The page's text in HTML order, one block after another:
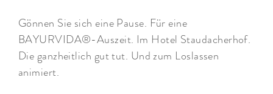
Gönnen Sie sich eine Pause. Für eine
BAYURVIDA®-Auszeit. Im Hotel Staudacherhof.
Die ganzheitlich gut tut. Und zum Loslassen
animiert.